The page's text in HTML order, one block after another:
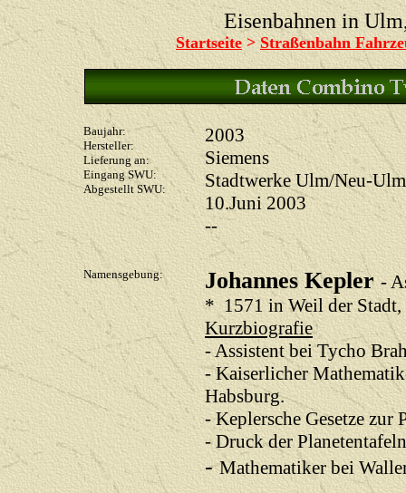
Eisenbahnen in
Startseite>Straßenbahn
Baujahr:
Hersteller:
Lieferung an:
Eingang SWU:
Abgestellt SWU:
2003
Siemens
Stadtwerke Ulm/Neu-
10.Juni 2003
--
Namensgebung: Johannes Kepler-
* 1571 in Weil der Stadt,
Kurzbiografie
- Assistent bei Tycho
- Kaiserlicher
Habsburg.
- Keplersche Gesetze zur
- Druck der
-Mathematiker bei